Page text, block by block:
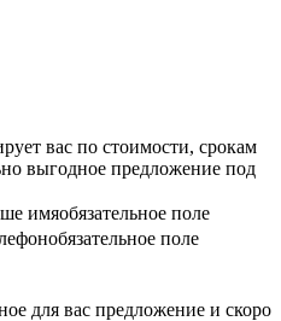
вас по стоимости, срокам
выгодное предложение под
имяобязательное поле
обязательное поле
для вас предложение и скоро